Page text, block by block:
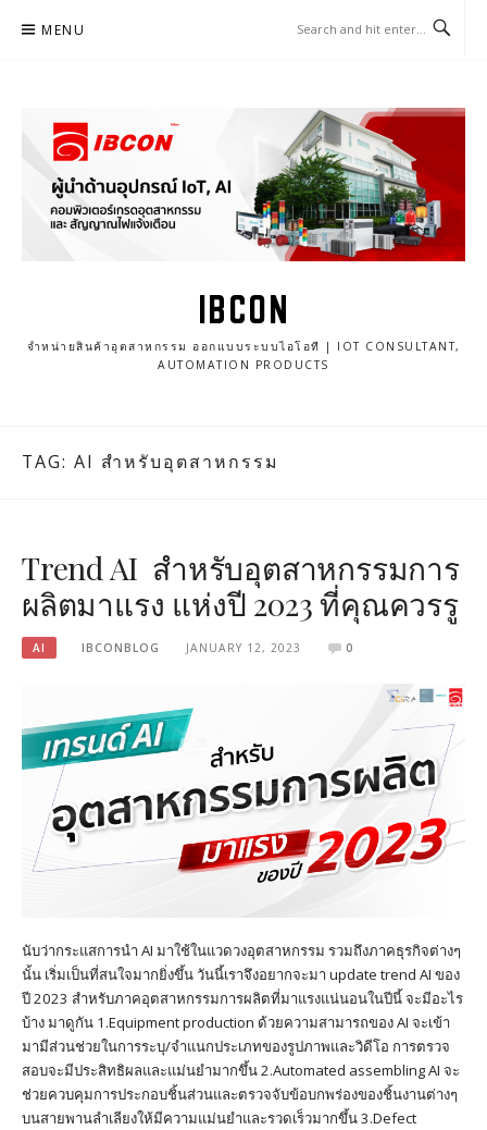
MENU
IBCON
จำหน่ายสินค้าอุตสาหกรรม ออกแบบระบบไอโอที | IOT CONSULTANT,
AUTOMATION PRODUCTS
TAG: AI สำหรับอุตสาหกรรม
Trend AI สำหรับอุตสาหกรรมการ
ผลิตมาแรง แห่งปี 2023 ที่คุณควรรู
AI IBCONBLOG JANUARY 12, 2023 0
นับว่ากระแสการนำ AI มาใช้ในแวดวงอุตสาหกรรม รวมถึงภาคธุรกิจต่างๆ
นั้น เริ่มเป็นที่สนใจมากยิ่งขึ้น วันนี้เราจึงอยากจะมา update trend AI ของ
ปี 2023 สำหรับภาคอุตสาหกรรมการผลิตที่มาแรงแน่นอนในปีนี้ จะมีอะไร
บ้าง มาดูกัน 1.Equipment production ด้วยความสามารถของ AI จะเข้า
มามีส่วนช่วยในการระบุ/จำแนกประเภทของรูปภาพและวิดีโอ การตรวจ
สอบจะมีประสิทธิผลและแม่นยำมากขึ้น 2.Automated assembling AI จะ
ช่วยควบคุมการประกอบชิ้นส่วนและตรวจจับข้อบกพร่องของชิ้นงานต่างๆ
บนสายพานลำเลียงให้มีความแม่นยำและรวดเร็วมากขึ้น 3.Defect